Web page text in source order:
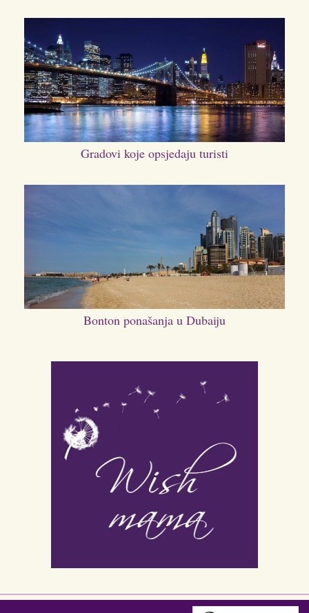
Gradovi koje opsjedaju turisti
Bonton ponašanja u Dubaiju